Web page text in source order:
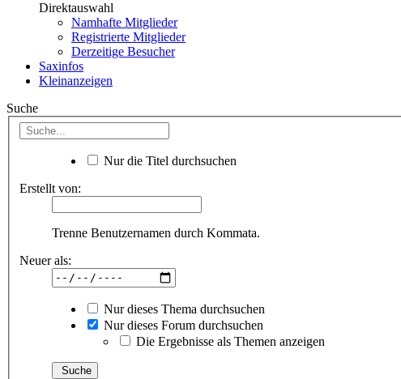
Direktauswahl
Namhafte Mitglieder
Registrierte Mitglieder
Derzeitige Besucher
Saxinfos
Kleinanzeigen
Suche
Nur die Titel durchsuchen
Erstellt von:
Trenne Benutzernamen durch Kommata.
Neuer als:
Nur dieses Thema durchsuchen
Nur dieses Forum durchsuchen
Die Ergebnisse als Themen anzeigen